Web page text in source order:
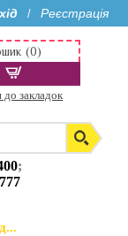
/ Реєстрація
;
(0)
до закладок